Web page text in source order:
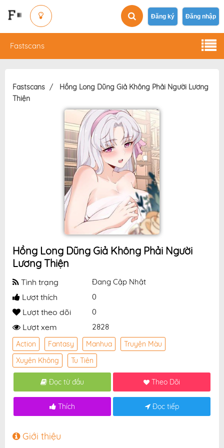
Đăng ký Đăng nhập
Fastscans
Fastscans
Hồng Long Dũng Giả Không Phải Người Lương
Thiện
Hồng Long Dũng Giả Không Phải Người
Lương Thiện
Tình trạng Đang Cập Nhật
Lượt thích 0
Lượt theo dõi 0
Lượt xem 2828
Action Fantasy Manhua
Truyện Màu
Xuyên Không
Tu Tiên
Đọc từ đầu Theo Dõi
Thích Đọc tiếp
Giới thiệu